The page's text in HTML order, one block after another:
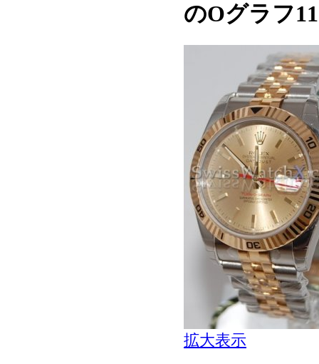
のOグラフ
拡大表示